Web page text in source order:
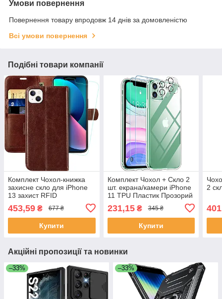
Умови повернення
Повернення товару впродовж 14 днів за домовленістю
Всі умови повернення
Подібні товари компанії
Комплект Чохол-книжка
захисне скло для iPhone
13 захист RFID
453,59 ₴ 677 ₴
Купити
Комплект Чохол + Скло 2
шт. екрана/камери iPhone
11 TPU Пластик Прозорий
231,15₴ 345 ₴
Купити
2
Акційні пропозиції та новинки
–33% –33%